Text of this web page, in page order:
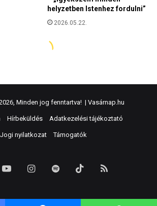
Minden jog fenntartva! | Vasárnap.hu
Hírbeküldés Adatkezelési tájékoztató
Jogi nyilatkozat Támogatók
YouTubeInstagram
Spotify TikTok